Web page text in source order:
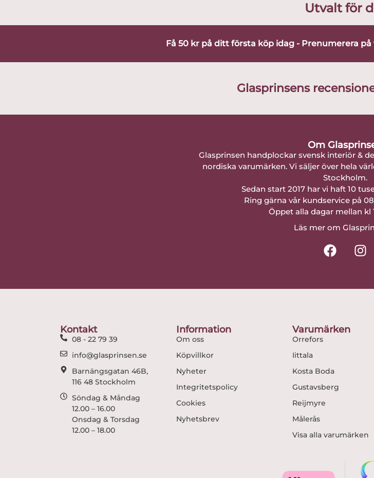
Utvalt för
Få 50 kr på ditt första köp idag - Prenumerera
Glasprinsens
Om
Glasprinsen handplockar svensk interiör &
nordiska varumärken. Vi säljer över hela
Stockholm.
Sedan start 2017 har vi haft 10
Ring gärna vår kundservice på
Öppet alla dagar mellan kl
Läs mer om
F
a
k
I
n
Kontakt
08 - 22 79 39
info@glasprinsen.se
Barnängsgatan 46B,
116 48 Stockholm
Söndag & Måndag
12.00 – 16.00
Onsdag & Torsdag
12.00 – 18.00
Information
Om oss
Köpvillkor
Nyheter
Integritetspolicy
Cookies
Nyhetsbrev
Varumärken
Orrefors
Iittala
Kosta Boda
Gustavsberg
Reijmyre
Målerås
Visa alla varumärken